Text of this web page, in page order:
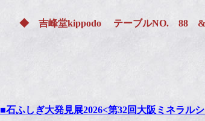
◆ 吉峰堂kippodo テーブルNO. 88
■石ふしぎ大発見展2026<第32回大阪ミネラル